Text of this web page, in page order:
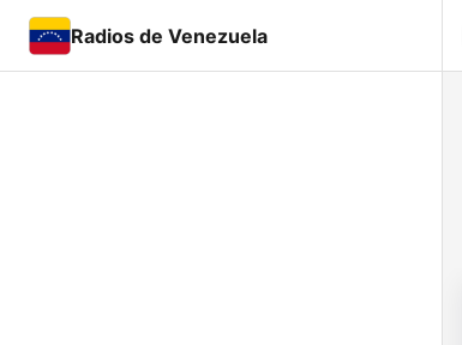
Radios de Venezuela